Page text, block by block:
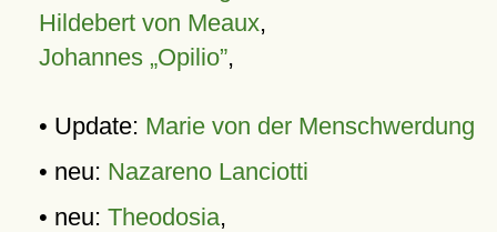
Hildebert von Meaux,
Johannes „Opilio”,
• Update: Marie von der Menschwerdung
• neu: Nazareno Lanciotti
• neu: Theodosia,